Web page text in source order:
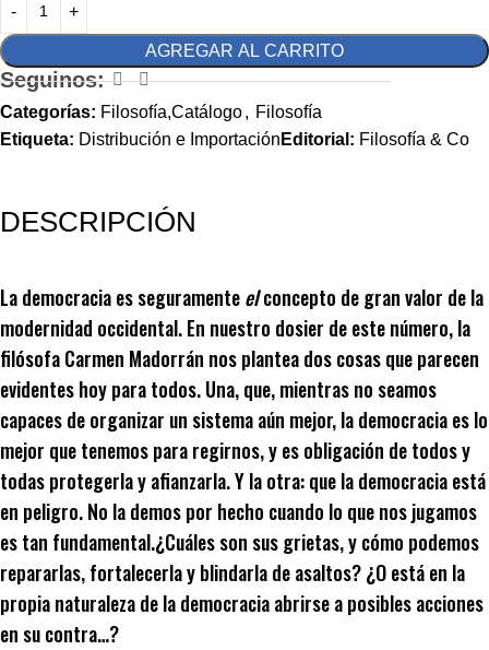
AGREGAR AL CARRITO
Seguinos:
Categorías: Filosofía,Catálogo, Filosofía
Etiqueta: Distribución e Importación Editorial: Filosofía & Co
DESCRIPCIÓN
La democracia es seguramenteelconcepto de gran valor de la
modernidad occidental. En nuestro dosier de este número, la
filósofa Carmen Madorrán nos plantea dos cosas que parecen
evidentes hoy para todos. Una, que, mientras no seamos
capaces de organizar un sistema aún mejor, la democracia es lo
mejor que tenemos para regirnos, y es obligación de todos y
todas protegerla y afianzarla. Y la otra: que la democracia está
en peligro. No la demos por hecho cuando lo que nos jugamos
es tan fundamental.¿Cuáles son sus grietas, y cómo podemos
repararlas, fortalecerla y blindarla de asaltos? ¿O está en la
propia naturaleza de la democracia abrirse a posibles acciones
en su contra…?